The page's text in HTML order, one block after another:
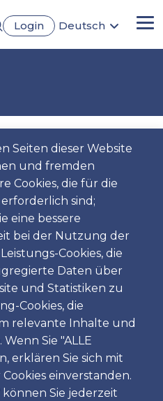
Login
Deutsch
Seiten dieser Website
und fremden
Cookies, die für die
sind;
eine bessere
bei der Nutzung der
Cookies, die
Daten über
und Statistiken zu
Cookies, die
relevante Inhalte und
Sie "ALLE
erklären Sie sich mit
einverstanden.
Sie jederzeit